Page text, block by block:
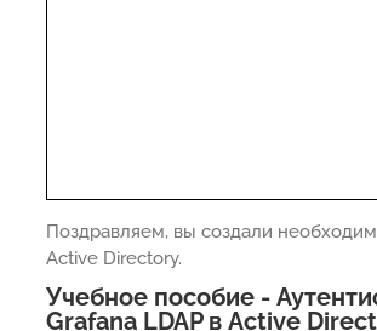
Поздравляем, вы создали
Active Directory.
Учебное пособие -
Grafana LDAP в Active